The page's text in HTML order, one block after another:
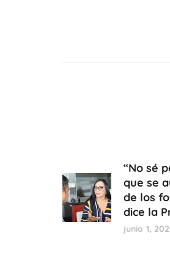
“No sé
que se
de los
dice la
junio 1,